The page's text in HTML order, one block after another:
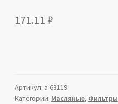
171.11 ₽
Артикул: a-63119
Категории: Масляные, Фильтры